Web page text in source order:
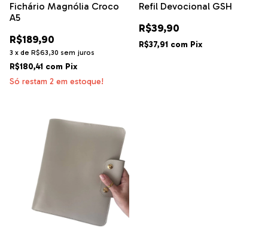
Fichário Magnólia Croco
A5
R$189,90
3 x de R$63,30 sem juros
R$180,41 com Pix
Só restam 2 em estoque!
Refil Devocional GSH
R$39,90
R$37,91 com Pix